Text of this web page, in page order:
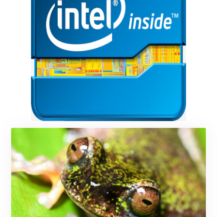
JPY 182.445186
KES 149.158147
KHR
4681.941823
KMF 492.514185
KYD 0.960588
KZT 540.233287
26025.676609
103223.017367
LKR 386.635196
LRD 208.057415
LSL 18.726567
LTL 3.413768